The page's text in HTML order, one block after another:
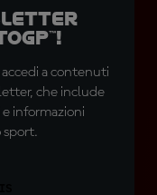
a contenuti
che include
informazioni
sport.